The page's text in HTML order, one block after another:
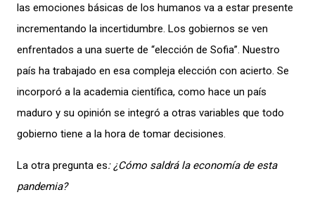
las emociones básicas de los humanos va a estar presente
incrementando la incertidumbre. Los gobiernos se ven
enfrentados a una suerte de “elección de Sofia”. Nuestro
país ha trabajado en esa compleja elección con acierto. Se
incorporó a la academia científica, como hace un país
maduro y su opinión se integró a otras variables que todo
gobierno tiene a la hora de tomar decisiones.
La otra pregunta es: ¿Cómo saldrá la economía de esta
pandemia?